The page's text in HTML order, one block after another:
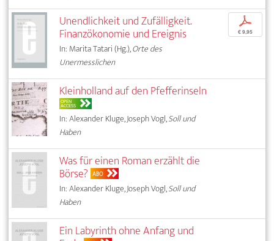
Unendlichkeit und Zufälligkeit.
Finanzökonomie und Ereignis
In: Marita Tatari (Hg.),Orte des
Unermesslichen
p
€ 9,95
Kleinholland auf den Pfefferinseln
OPEN
ACCESS
In: Alexander Kluge, Joseph Vogl,Soll und
Haben
Was für einen Roman erzählt die
Börse? ABO
In: Alexander Kluge, Joseph Vogl,Soll und
Haben
Ein Labyrinth ohne Anfang und